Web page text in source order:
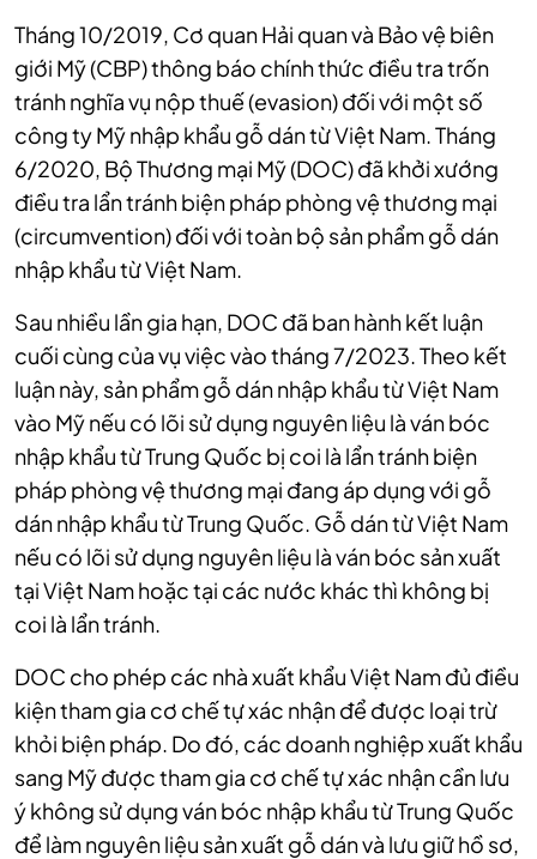
Tháng 10/2019, Cơ quan Hải quan và Bảo vệ biên
giới Mỹ (CBP) thông báo chính thức điều tra trốn
tránh nghĩa vụ nộp thuế (evasion) đối với một số
công ty Mỹ nhập khẩu gỗ dán từ Việt Nam. Tháng
6/2020, Bộ Thương mại Mỹ (DOC) đã khởi xướng
điều tra lẩn tránh biện pháp phòng vệ thương mại
(circumvention) đối với toàn bộ sản phẩm gỗ dán
nhập khẩu từ Việt Nam.
Sau nhiều lần gia hạn, DOC đã ban hành kết luận
cuối cùng của vụ việc vào tháng 7/2023. Theo kết
luận này, sản phẩm gỗ dán nhập khẩu từ Việt Nam
vào Mỹ nếu có lõi sử dụng nguyên liệu là ván bóc
nhập khẩu từ Trung Quốc bị coi là lẩn tránh biện
pháp phòng vệ thương mại đang áp dụng với gỗ
dán nhập khẩu từ Trung Quốc. Gỗ dán từ Việt Nam
nếu có lõi sử dụng nguyên liệu là ván bóc sản xuất
tại Việt Nam hoặc tại các nước khác thì không bị
coi là lẩn tránh.
DOC cho phép các nhà xuất khẩu Việt Nam đủ điều
kiện tham gia cơ chế tự xác nhận để được loại trừ
khỏi biện pháp. Do đó, các doanh nghiệp xuất khẩu
sang Mỹ được tham gia cơ chế tự xác nhận cần lưu
ý không sử dụng ván bóc nhập khẩu từ Trung Quốc
để làm nguyên liệu sản xuất gỗ dán và lưu giữ hồ sơ,